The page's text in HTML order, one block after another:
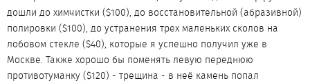
дошли до химчистки ($100), до восстановительной (абразивной)
полировки ($100), до устранения трех маленьких сколов на
лобовом стекле ($40), которые я успешно получил уже в
Москве. Также хорошо бы поменять левую переднюю
противотуманку ($120) - трещина - в неё камень попал